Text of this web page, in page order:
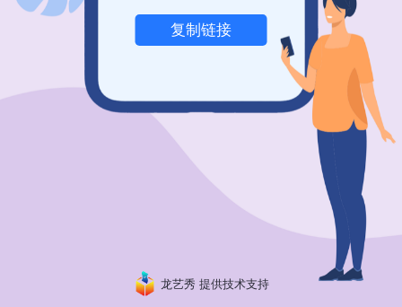
粤ICP备19150304号
举报
复制链接
龙艺秀 提供技术支持